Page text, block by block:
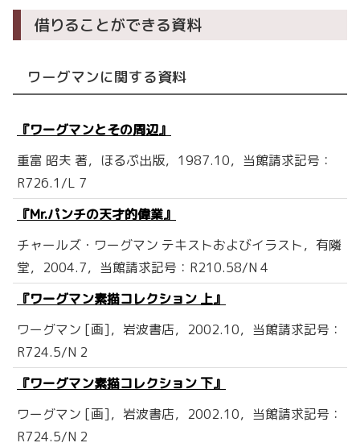
借りることができる資料
ワーグマンに関する資料
『ワーグマンとその周辺』
重富 昭夫 著，ほるぷ出版，1987.10，当館請求記号：
R726.1/L 7
『Mr.パンチの天才的偉業』
チャールズ・ワーグマン テキストおよびイラスト，有隣
堂，2004.7，当館請求記号：R210.58/N 4
『ワーグマン素描コレクション 上』
ワーグマン [画]，岩波書店，2002.10，当館請求記号：
R724.5/N 2
『ワーグマン素描コレクション 下』
ワーグマン [画]，岩波書店，2002.10，当館請求記号：
R724.5/N 2